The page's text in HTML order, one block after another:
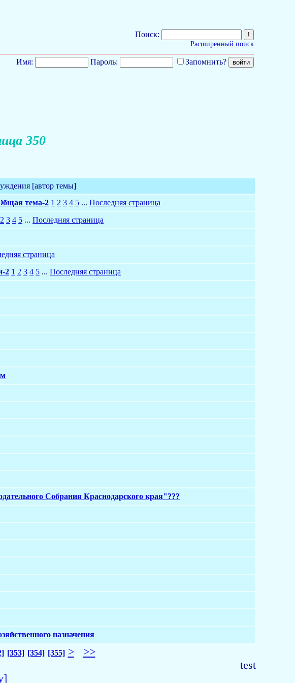
Поиск:
Расширенный поиск
Имя: Пароль: Запомнить?
350
[автор темы]
тема-2 1 2 3 4 5 ... Последняя страница
2 3 4 5 ... Последняя страница
страница
2 1 2 3 4 5 ... Последняя страница
Собрания Краснодарского края"???
назначения
[353] [354] [355] >
>>
test